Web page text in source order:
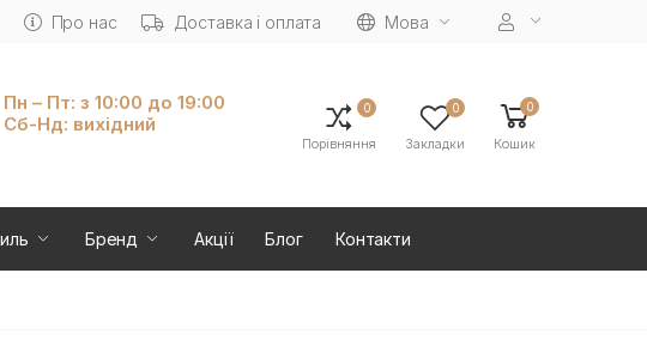
Про нас Доставка і оплата Мова
Пн – Пт: з 10:00 до 19:00
Сб-Нд: вихідний
0
Порівняння
0
Закладки
0
Кошик
Бренд Акції Блог Контакти